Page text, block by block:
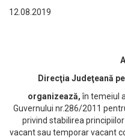
12.08.2019
Direcţia Judeţeană
organizează,în temeiul
Guvernului nr.286/2011
privind stabilirea
vacant sau temporar vacant